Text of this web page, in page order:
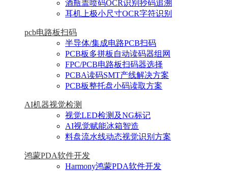
酒瓶盖喷码OCR识别抄码追溯
耳机上极小尺寸OCR字符识别
pcb电路板扫码
半导体/集成电路PCB扫码
PCB板多拼板自动读码器组网
FPC/PCB电路板扫码器选择
PCBA读码SMT产线解决方案
PCB板整托盘小码读取方案
AI机器视觉检测
视觉LED检测及NG标记
AI视觉赋能冰箱智造
料盘流水线动态视觉识别方案
鸿蒙PDA软件开发
Harmony鸿蒙PDA软件开发